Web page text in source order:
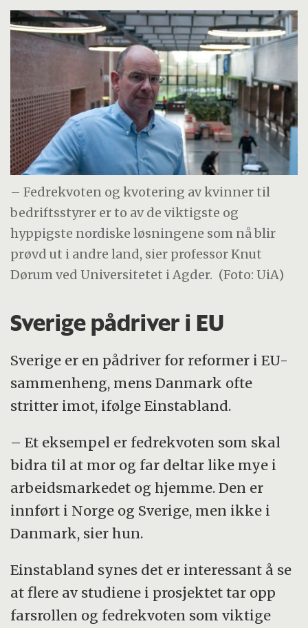
– Fedrekvoten og kvotering av kvinner til
bedriftsstyrer er to av de viktigste og
hyppigste nordiske løsningene som nå blir
prøvd ut i andre land, sier professor Knut
Dørum ved Universitetet i Agder. (Foto: UiA)
Sverige pådriver i EU
Sverige er en pådriver for reformer i EU-
sammenheng, mens Danmark ofte
stritter imot, ifølge Einstabland.
– Et eksempel er fedrekvoten som skal
bidra til at mor og far deltar like mye i
arbeidsmarkedet og hjemme. Den er
innført i Norge og Sverige, men ikke i
Danmark, sier hun.
Einstabland synes det er interessant å se
at flere av studiene i prosjektet tar opp
farsrollen og fedrekvoten som viktige